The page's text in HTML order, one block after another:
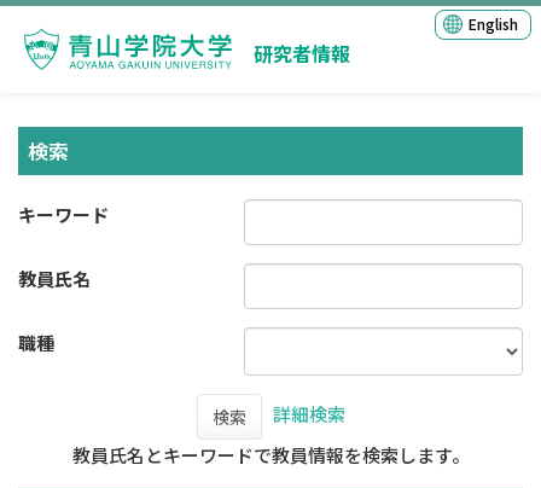
研究者情報
English
検索
キーワード
教員氏名
職種
検索
詳細検索
教員氏名とキーワードで教員情報を検索します。